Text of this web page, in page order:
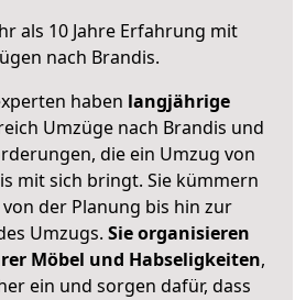
als 10 Jahre Erfahrung mit
nach Brandis.
haben langjährige
Umzüge nach Brandis und
die ein Umzug von
mit sich bringt. Sie kümmern
der Planung bis hin zur
Umzugs. Sie organisieren
Möbel und Habseligkeiten,
ein und sorgen dafür, dass